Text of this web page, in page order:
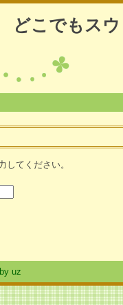
どこでもス
してください。
uz